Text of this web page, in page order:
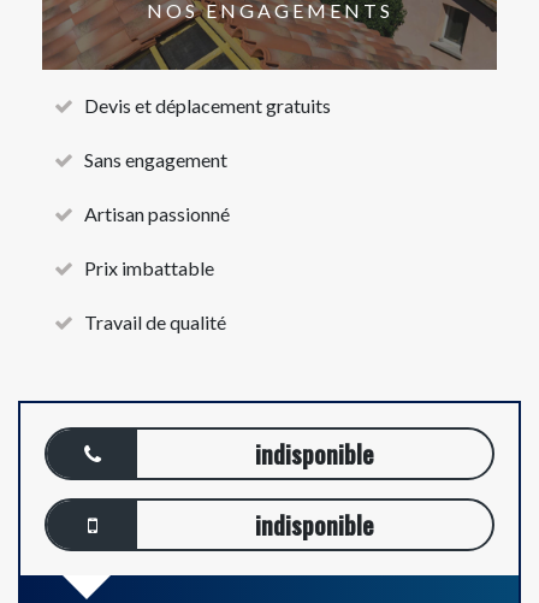
NOS ENGAGEMENTS
Devis et déplacement gratuits
Sans engagement
Artisan passionné
Prix imbattable
Travail de qualité
indisponible
indisponible